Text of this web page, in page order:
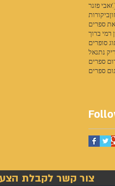
אבי פזנר
ביקורות
ספרים
רמי ברוך
סופרים
נתנאל
ספרים
ספרים
צור קשר לקבלת